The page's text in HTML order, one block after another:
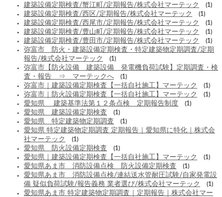
建築設備定期検査/蟹江町/定期報告/株式会社マーテック (1)
建築設備定期検査/西区/定期報告/株式会社マーテック (1)
建築設備定期検査/西尾市/定期報告/株式会社マーテック (1)
建築設備定期検査/豊山町/定期報告/株式会社マーテック (1)
建築設備定期検査/豊田市/定期報告/株式会社マーテック (1)
弥富市 防火・建築設備定期検査・特定建築物定期調査/定期
報告/株式会社マーテック
(1)
弥富市【防火設備 建築設備 発電機負荷試験】定期調査・検
査・報告 ⇒ マーテックへ
(1)
弥富市｜建築設備定期検査【一括自社施工】マーテック (1)
弥富市｜防火設備定期検査【一括自社施工】マーテック (1)
愛知県 建築基準法第１２条点検 定期報告制度 (1)
愛知県 建築設備定期検査 (1)
愛知県 特定建築物定期調査 (1)
愛知県 特定建築物定期調査 定期報告｜愛知県に特化｜株式会
社マーテック
(1)
愛知県 防火設備定期検査 (1)
愛知県｜建築設備定期検査【一括自社施工】マーテック (1)
愛知県あま市 消防設備点検 防火設備定期検査 (1)
愛知県あま市 消防設備点検/連結送水管耐圧試験/自家発電設
備 疑似負荷試験/報告義務 業者選び/株式会社マーテック
(1)
愛知県あま市 特定建築物定期調査｜定期報告｜株式会社マー